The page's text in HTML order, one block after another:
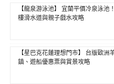
【龍泉游泳池】 宜蘭平價冷泉泳池
樓滑水道與親子戲水攻略
【星巴克花蓮理想門市】 台版歐洲
鎮、遊船優惠票與賞景攻略